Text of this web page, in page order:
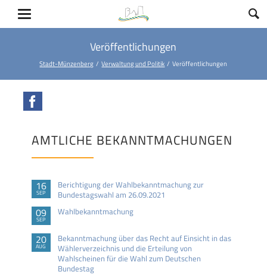
Veröffentlichungen
Stadt-Münzenberg Verwaltung und Politik Veröffentlichungen
AMTLICHE BEKANNTMACHUNGEN
16
SEP
Berichtigung der Wahlbekanntmachung zur
Bundestagswahl am 26.09.2021
09
SEP
Wahlbekanntmachung
20
AUG
Bekanntmachung über das Recht auf Einsicht in das
Wählerverzeichnis und die Erteilung von
Wahlscheinen für die Wahl zum Deutschen
Bundestag